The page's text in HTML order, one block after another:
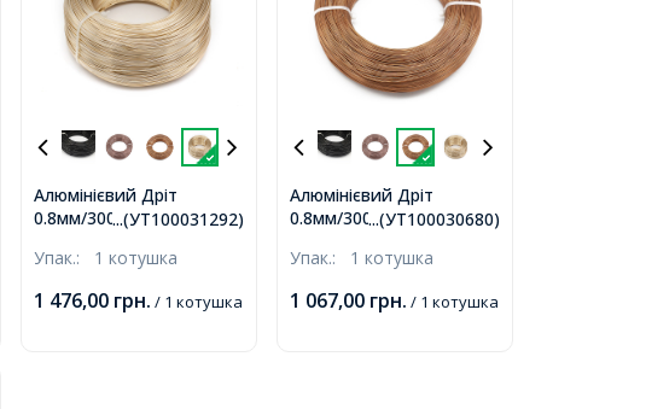
...(УТ100031292)
Алюмінієвий Дріт
0.8мм/300м, Шампанське
300м/котушка,
Упак.: 1 котушка
1 476,00 грн. / 1 котушка
...(УТ100030680)
Алюмінієвий Дріт
0.8мм/300м, Сієна, 0.8мм,
Упак.: 1 котушка
1 067,00 грн. / 1 котушка